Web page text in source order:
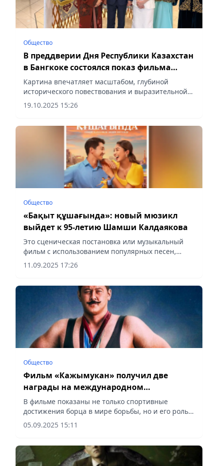
Общество
В преддверии Дня Республики Казахстан
в Бангкоке состоялся показ фильма
«Рассвет Великой степи»
Картина впечатляет масштабом, глубиной
исторического повествования и выразительной
визуальной эстетикой, сообщает Vecher.kz.
19.10.2025 15:26
Общество
«Бақыт құшағында»: новый мюзикл
выйдет к 95-летию Шамши Калдаякова
Это сценическая постановка или музыкальный
фильм с использованием популярных песен,
сообщает Vecher.kz.
11.09.2025 17:26
Общество
Фильм «Кажымукан» получил две
награды на международном
кинофестивале в Корее
В фильме показаны не только спортивные
достижения борца в мире борьбы, но и его роль в
поднятии национального духа, а также его
человеческие качества, сообщает Vecher.kz.
05.09.2025 15:11